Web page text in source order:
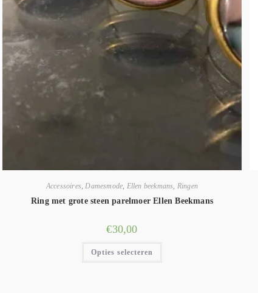
Accessoires,Damesmode, Ellen beekmans, Ringen
Ring met grote steen parelmoer Ellen Beekmans
€30,00
Opties selecteren